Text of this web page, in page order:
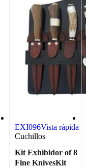
EXI096Vista rápida
Cuchillos
Kit Exhibidor of 8
Fine KnivesKit